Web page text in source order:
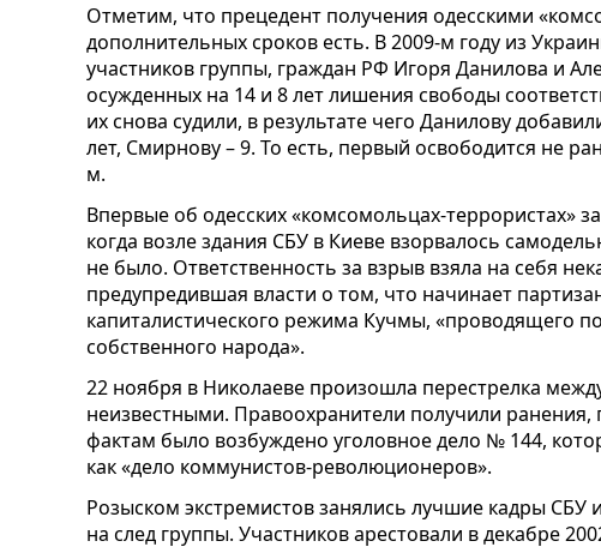
Отметим, что прецедент получения одесскими
дополнительных сроков есть. В 2009-м году из
участников группы, граждан РФ Игоря Данилова и
осужденных на 14 и 8 лет лишения свободы
их снова судили, в результате чего Данилову
лет, Смирнову – 9. То есть, первый освободится не
м.
Впервые об одесских «комсомольцах-террористах»
когда возле здания СБУ в Киеве взорвалось
не было. Ответственность за взрыв взяла на себя
предупредившая власти о том, что начинает
капиталистического режима Кучмы, «проводящего
собственного народа».
22 ноября в Николаеве произошла перестрелка
неизвестными. Правоохранители получили ранения,
фактам было возбуждено уголовное дело № 144,
как «дело коммунистов-революционеров».
Розыском экстремистов занялись лучшие кадры
на след группы. Участников арестовали в декабре